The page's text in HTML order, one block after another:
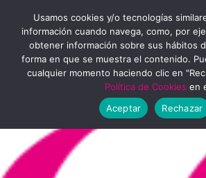
contenido
Usamos cookies y/o tecnologías
información cuando navega, como, por
obtener información sobre sus hábitos
forma en que se muestra el contenido.
cualquier momento haciendo clic en
Política de Cookies en
Aceptar
Rechazar